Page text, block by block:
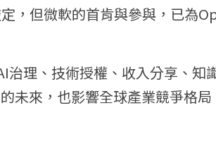
，但微軟的首肯與參與，已為
理、技術授權、收入分享、知
未來，也影響全球產業競爭格局